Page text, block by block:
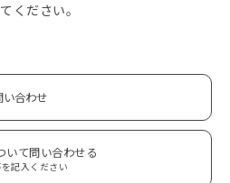
ください。
い合わせ
いて問い合わせる
記入ください